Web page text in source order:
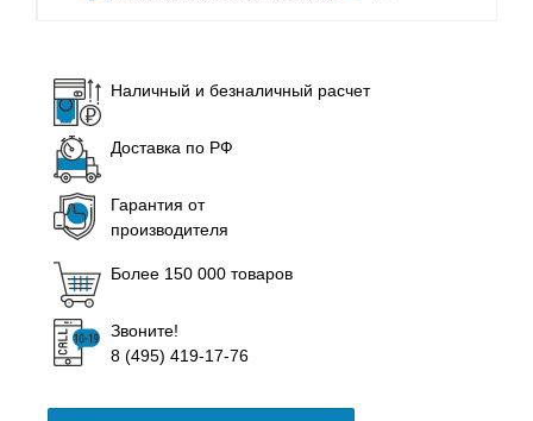
Наличный и безналичный расчет
Доставка по РФ
Гарантия от
производителя
Более 150 000 товаров
Звоните!
8 (495) 419-17-76